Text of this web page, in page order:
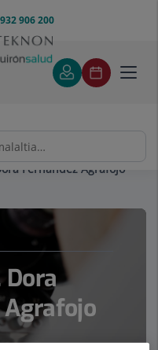
932 906 200
Fernández Agrafojo
Dora
Agrafojo